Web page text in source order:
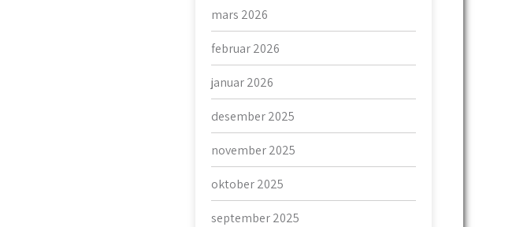
mars 2026
februar 2026
januar 2026
desember 2025
november 2025
oktober 2025
september 2025